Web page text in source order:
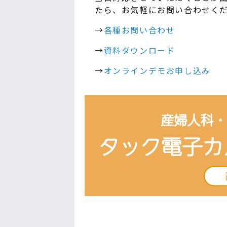
たら、お気軽にお問い合わせく
→各種お問い合わせ
→資料ダウンロード
→オンラインデモお申し込み